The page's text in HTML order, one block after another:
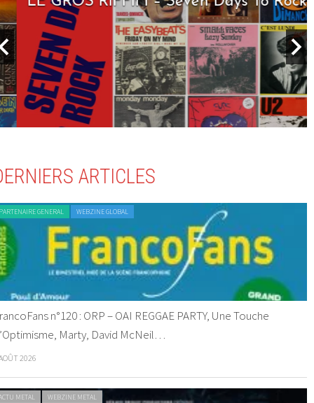
ARTICLES
GENERAL WEBZINE GLOBAL
n°120 : ORP – OAI REGGAE PARTY, Une Touche
Marty, David McNeil…
2026
METAL WEBZINE METAL